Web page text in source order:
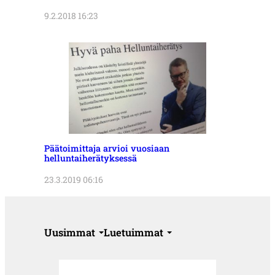
9.2.2018 16:23
Päätoimittaja arvioi vuosiaan
helluntaiherätyksessä
23.3.2019 06:16
Uusimmat Luetuimmat